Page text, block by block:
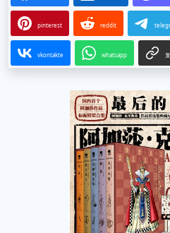
pinterest reddit
vkontakte whatsapp